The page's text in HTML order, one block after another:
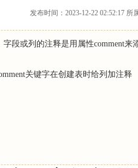
发布时间：2023-12-22 02:52:17
段或列的注释是用属性comment来
关键字在创建表时给列加注释